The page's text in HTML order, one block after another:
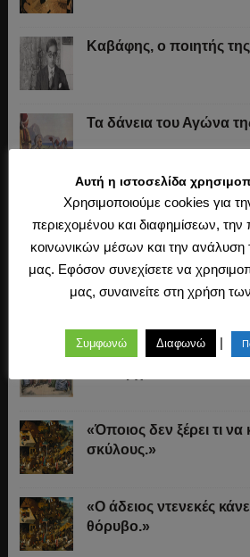
Καβάφης, ο ποιητής της
Τα δάνεια του Αγώνα
Το «σύστημα» του
1847)
Η άλωση της
Ο Μακιαβέλι, η
«Όποιος δεν ξέρει τι να
σκύλους.»
«Ο άδειος ντενεκές
θόρυβο.»
Αυτή η ιστοσελίδα
Χρησιμοποιούμε cookies για
περιεχομένου και διαφημίσεων, την
κοινωνικών μέσων και την ανάλυση
μας. Εφόσον συνεχίσετε να
μας, συναινείτε στη χρήση
Συμφωνώ Διαφωνώ |